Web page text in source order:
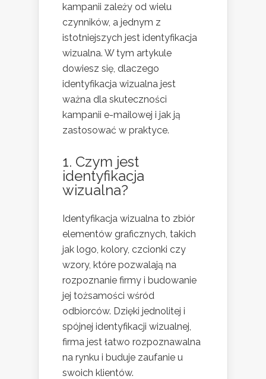
kampanii zależy od wielu
czynników, a jednym z
istotniejszych jest identyfikacja
wizualna. W tym artykule
dowiesz się, dlaczego
identyfikacja wizualna jest
ważna dla skuteczności
kampanii e-mailowej i jak ją
zastosować w praktyce.
1. Czym jest
identyfikacja
wizualna?
Identyfikacja wizualna to zbiór
elementów graficznych, takich
jak logo, kolory, czcionki czy
wzory, które pozwalają na
rozpoznanie firmy i budowanie
jej tożsamości wśród
odbiorców. Dzięki jednolitej i
spójnej identyfikacji wizualnej,
firma jest łatwo rozpoznawalna
na rynku i buduje zaufanie u
swoich klientów.